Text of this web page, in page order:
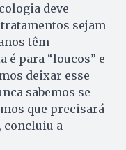
deve
sejam
têm
é para “loucos” e
deixar esse
sabemos se
que precisará
concluiu a